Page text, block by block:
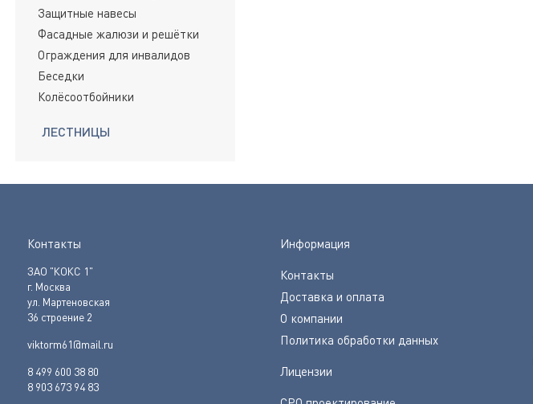
Защитные навесы
Фасадные жалюзи и решётки
Ограждения для инвалидов
Беседки
Колёсоотбойники
ЛЕСТНИЦЫ
Контакты
ЗАО "КОКС 1"
г. Москва
ул. Мартеновская
36 строение 2
viktorm61@mail.ru
8 499 600 38 80
8 903 673 94 83
Информация
Контакты
Доставка и оплата
О компании
Политика обработки данных
Лицензии